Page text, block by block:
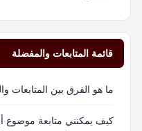
قائمة المتابعات والمفضلة
ما هو الفرق بين المتابعات
كيف يمكنني متابعة